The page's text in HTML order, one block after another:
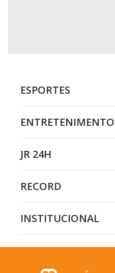
ESPORTES
ENTRETENIMENTO
JR 24H
RECORD
INSTITUCIONAL